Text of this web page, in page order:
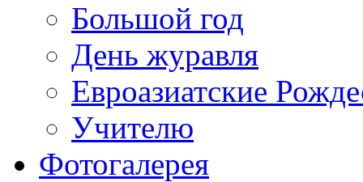
Большой год
День журавля
Евроазиатские
Учителю
Фотогалерея